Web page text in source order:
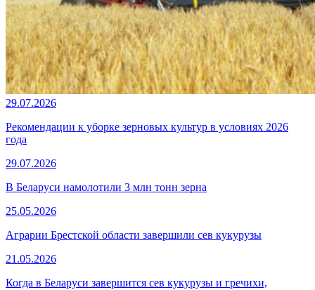
29.07.2026
Рекомендации к уборке зерновых культур в условиях 2026
года
29.07.2026
В Беларуси намолотили 3 млн тонн зерна
25.05.2026
Аграрии Брестской области завершили сев кукурузы
21.05.2026
Когда в Беларуси завершится сев кукурузы и гречихи,